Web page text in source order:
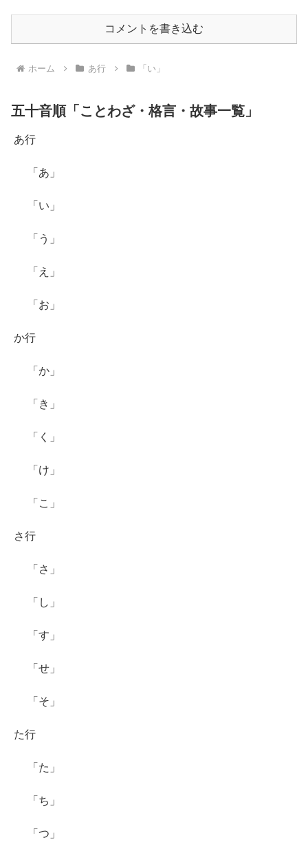
コメントを書き込む
ホーム あ行 「い」
五十音順「ことわざ・格言・故事一覧」
あ行
「あ」
「い」
「う」
「え」
「お」
か行
「か」
「き」
「く」
「け」
「こ」
さ行
「さ」
「し」
「す」
「せ」
「そ」
た行
「た」
「ち」
「つ」